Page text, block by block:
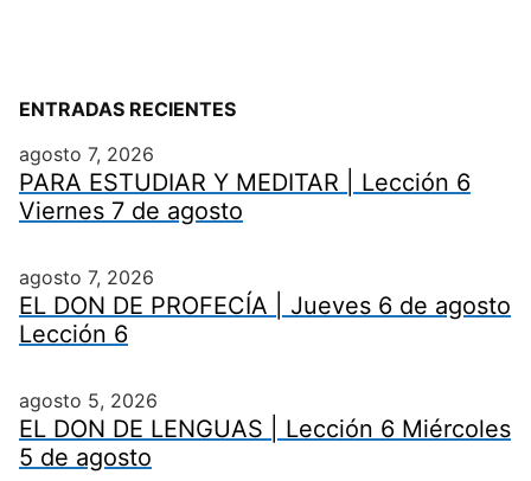
ENTRADAS RECIENTES
agosto 7, 2026
PARA ESTUDIAR Y MEDITAR | Lección 6
Viernes 7 de agosto
agosto 7, 2026
EL DON DE PROFECÍA | Jueves 6 de agosto
Lección 6
agosto 5, 2026
EL DON DE LENGUAS | Lección 6 Miércoles
5 de agosto